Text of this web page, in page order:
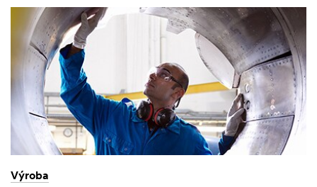
Výroba